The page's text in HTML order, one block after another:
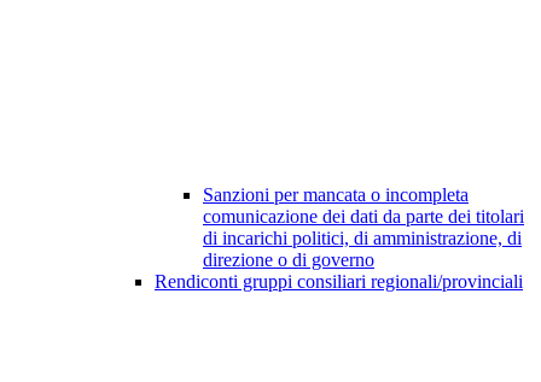
Sanzioni per mancata o incompleta
comunicazione dei dati da parte dei titolari
di incarichi politici, di amministrazione, di
direzione o di governo
Rendiconti gruppi consiliari regionali/provinciali